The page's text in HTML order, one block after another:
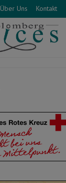
Über Uns Kontakt